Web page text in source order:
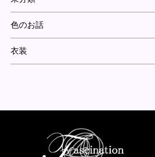
色のお話
衣装